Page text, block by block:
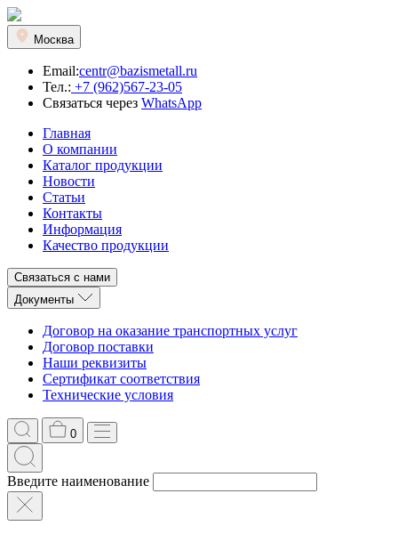
Москва
Email:centr@bazismetall.ru
Тел.: +7 (962)567-23-05
Связаться через WhatsApp
Главная
О компании
Каталог продукции
Новости
Статьи
Контакты
Информация
Качество продукции
Связаться с нами
Документы
Договор на оказание транспортных услуг
Договор поставки
Наши реквизиты
Сертификат соответствия
Технические условия
0
Введите наименование